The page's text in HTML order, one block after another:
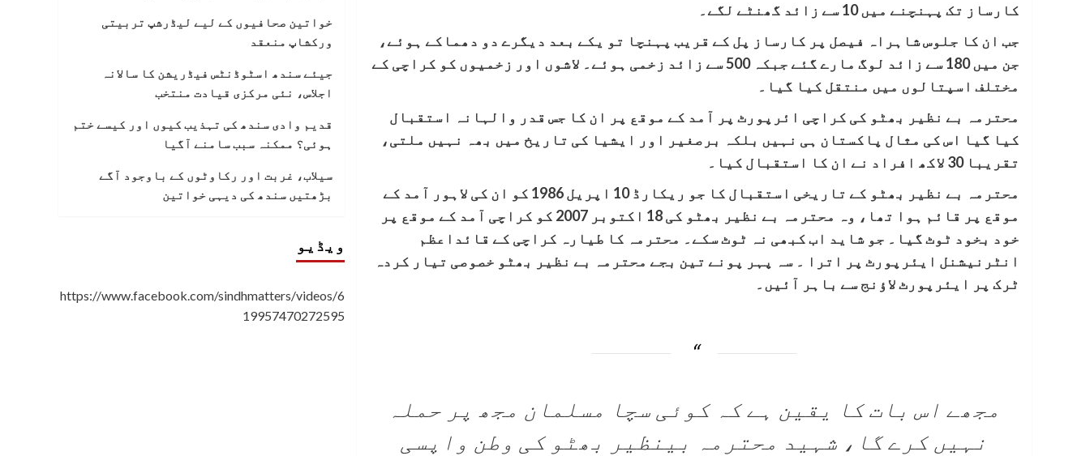
کارساز تک پہنچنے میں 10 سے زائد گھنٹے لگے۔
جب ان کا جلوس شاہراہ فیصل پر کارساز پل کے قریب پہنچا تو یکے بعد دیگرے دو دھماکے ہوئے،
جن میں 180 سے زائد لوگ مارے گئے جبکہ 500 سے زائد زخمی ہوئے۔ لاشوں اور زخمیوں کو کراچی کے
مختلف اسپتالوں میں منتقل کیا گیا۔
محترمہ بے نظیر بھٹو کی کراچی ائرپورٹ پر آمد کے موقع پر ان کا جس قدر والہانہ استقبال
کیا گیا اس کی مثال پاکستان ہی نہیں بلکہ برصغیر اور ایشیا کی تاریخ میں بھہ نہیں ملتی،
تقریبا 30 لاکھ افراد نے ان کا استقبال کیا۔
محترمہ بے نظیر بھٹو کے تاریخی استقبال کا جو ریکارڈ 10 اپریل 1986 کو ان کی لاہور آمد کے
موقع پر قائم ہوا تھا، وہ محترمہ بے نظیر بھٹو کی 18 اکتوبر 2007 کو کراچی آمد کے موقع پر
خود بخود ٹوٹ گیا۔ جو شاید اب کبھی نہ ٹوٹ سکے۔ محترمہ کا طیارہ کراچی کے قائداعظم
انٹرنیشنل ایئرپورٹ پر اترا ۔ سہ پہر پونے تین بجے محترمہ بے نظیر بھٹو خصوصی تیار کردہ
ٹرک پر ایئرپورٹ لاؤنج سے باہر آئیں۔
مجھے اس بات کا یقین ہے کہ کوئی سچا مسلمان مجھ پر حملہ
نہیں کرے گا، شہید محترمہ بینظیر بھٹو کی وطن واپسی
خواتین صحافیوں کے لیے لیڈرشپ تربیتی
ورکشاپ منعقد
جیئے سندھ اسٹوڈنٹس فیڈریشن کا سالانہ
اجلاس، نئی مرکزی قیادت منتخب
قدیم وادی سندھ کی تہذیب کیوں اور کیسے ختم
ہوئی؟ ممکنہ سبب سامنے آگیا
سیلاب، غربت اور رکاوٹوں کے باوجود آگے
بڑھتیں سندھ کی دیہی خواتین
ویڈیو
https://www.facebook.com/sindhmatters/videos/6
19957470272595